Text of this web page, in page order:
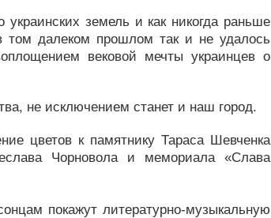
украинских земель и как никогда раньше
том далеком прошлом так и не удалось
вековой мечты украинцев о
не исключением станет и наш город.
цветов к памятнику Тараса Шевченка
Чорновола и мемориала «Слава
покажут литературно-музыкальную